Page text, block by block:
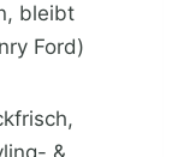
bleibt
Ford)